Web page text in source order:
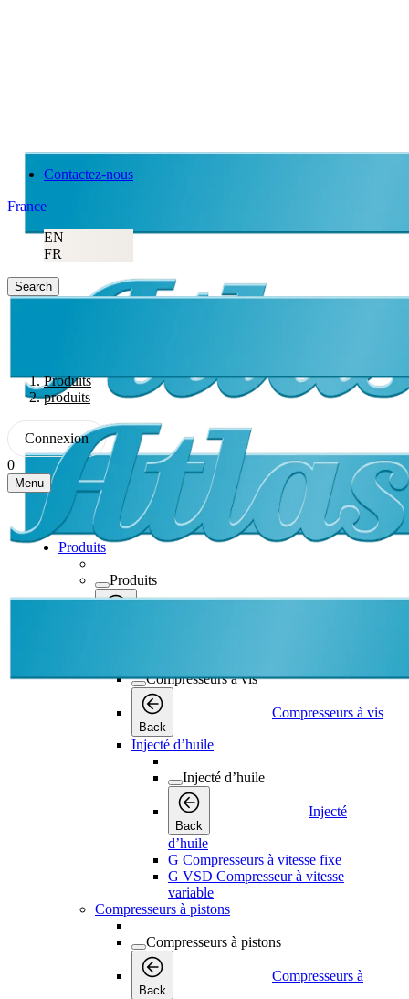
Contactez-nous
France
EN
FR
Search
Produits
produits
Connexion
0
Menu
Produits
Produits
Compresseurs à vis
Back
Compresseurs à vis
Injecté d’huile
Injecté d’huile
Back
Injecté
d’huile
G Compresseurs à vitesse fixe
G VSD Compresseur à vitesse
variable
Compresseurs à pistons
Compresseurs à pistons
Back
Compresseurs à